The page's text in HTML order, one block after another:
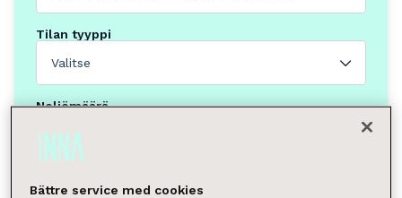
Tilan tyyppi
Valitse
Neliömäärä
Valitse
postinumeron perusteella.
Bättre service med cookies